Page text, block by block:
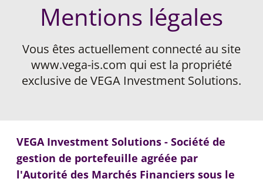
Mentions légales
Vous êtes actuellement connecté au site
www.vega-is.com qui est la propriété
exclusive de VEGA Investment Solutions.
VEGA Investment Solutions - Société de
gestion de portefeuille agréée par
l'Autorité des Marchés Financiers sous le